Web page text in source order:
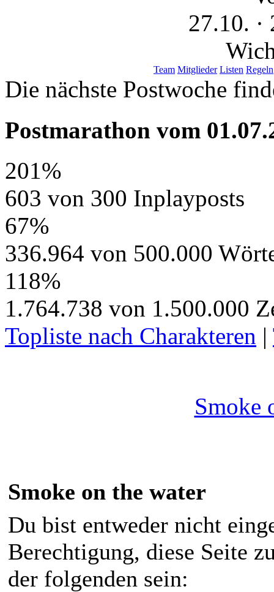
27.10. ·
Team Mitglieder Listen Regeln
Die nächste Postwoche
Postmarathon vom
201%
603 von 300 Inplayposts
67%
336.964 von 500.000
118%
1.764.738 von 1.500.000
Topliste nach Charakteren |
Smoke
Smoke on the water
Du bist entweder nicht
Berechtigung, diese Seite
der folgenden sein: